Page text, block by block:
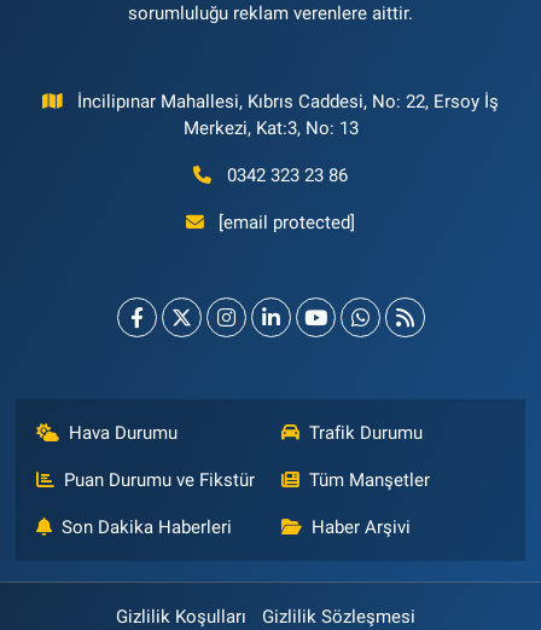
sorumluluğu reklam verenlere aittir.
İncilipınar Mahallesi, Kıbrıs Caddesi, No: 22, Ersoy İş
Merkezi, Kat:3, No: 13
0342 323 23 86
[email protected]
Hava Durumu Trafik Durumu
Puan Durumu ve Fikstür Tüm Manşetler
Son Dakika Haberleri Haber Arşivi
Gizlilik Koşulları
Gizlilik Sözleşmesi